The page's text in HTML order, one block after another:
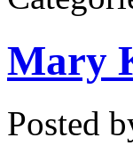
Mary
Posted